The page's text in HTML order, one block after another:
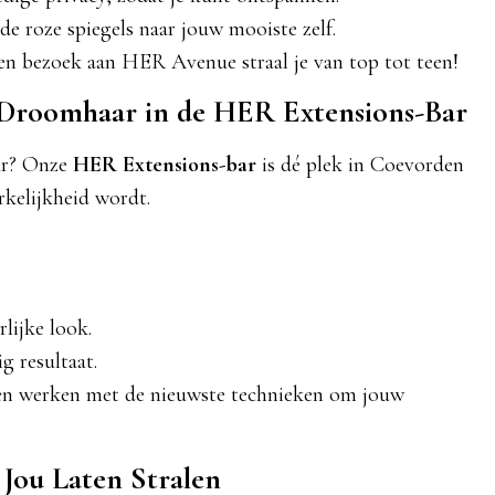
roze spiegels naar jouw mooiste zelf.
bezoek aan HER Avenue straal je van top tot teen!
in de HER Extensions-Bar
Onze HER Extensions-bar is dé plek in Coevorden
wordt.
look.
resultaat.
werken met de nieuwste technieken om jouw
Laten Stralen